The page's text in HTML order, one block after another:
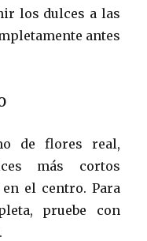
los dulces a las
antes
de flores real,
más cortos
el centro. Para
pruebe con